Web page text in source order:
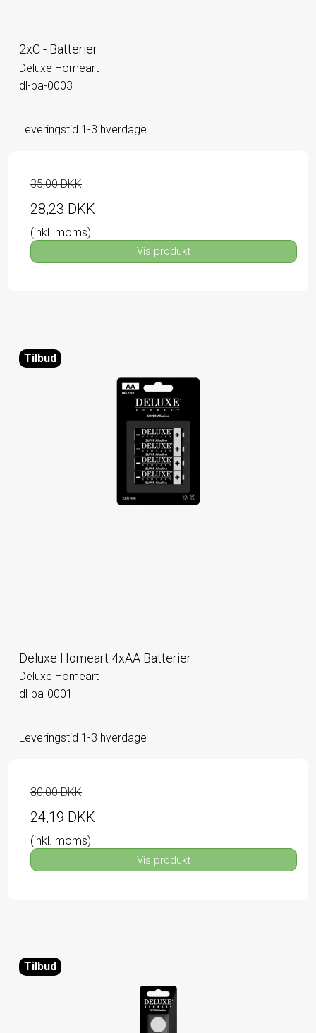
2xC - Batterier
Deluxe Homeart
dl-ba-0003
Leveringstid 1-3 hverdage
35,00 DKK
28,23 DKK
(inkl. moms)
Vis produkt
Tilbud
Deluxe Homeart 4xAA Batterier
Deluxe Homeart
dl-ba-0001
Leveringstid 1-3 hverdage
30,00 DKK
24,19 DKK
(inkl. moms)
Vis produkt
Tilbud